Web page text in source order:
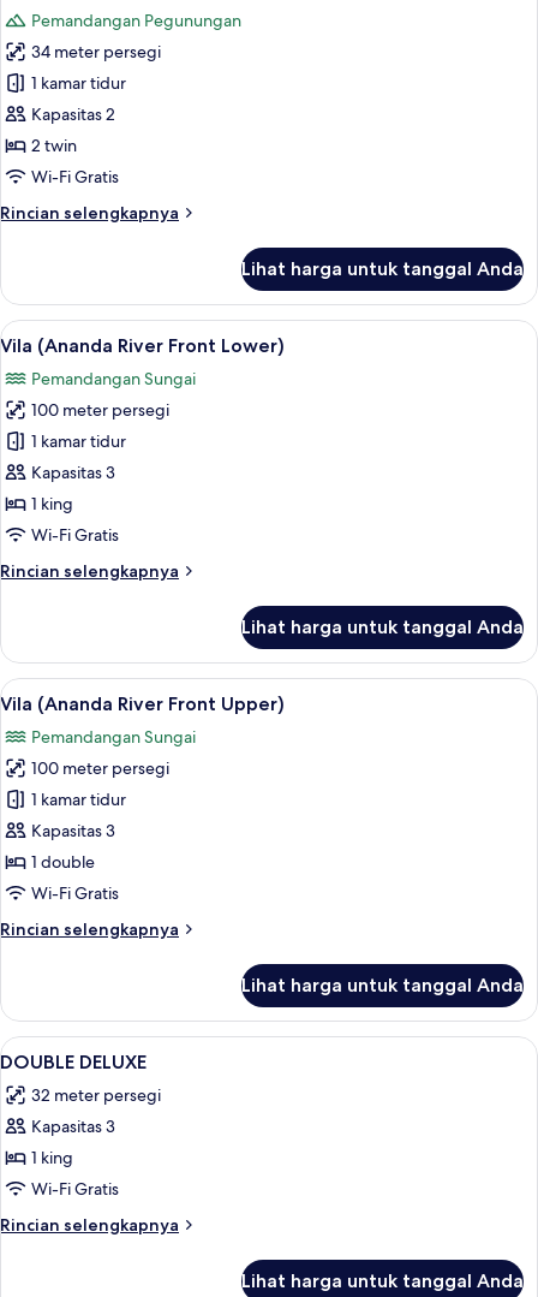
Twin,
hot
tub
untuk
Deluxe
Premium
Twin
Pool
Access
Outdoor
Pemandangan Pegunungan
34 meter persegi
1 kamar tidur
Kapasitas 2
2 twin
Wi-Fi Gratis
Rincian selengkapnya
Rincian
Deluxe
Premium
Twin
Access
with
Outdoor
Soaking
Tub
Lihat harga untuk tanggal Anda
Lihat
semua
foto
untuk
Vila
(Ananda
River
Front
Vila (Ananda River Front Lower) |
3
Vila (Ananda River Front Lower)
Pemandangan Sungai
100 meter persegi
1 kamar tidur
Kapasitas 3
1 king
Wi-Fi Gratis
Rincian selengkapnya
Rincian
Vila
(Ananda
River
Front
Lower)
Lihat harga untuk tanggal Anda
Lihat
semua
foto
untuk
Vila
(Ananda
River
Front
Seprai premium, bantalan ekstra
3
Vila (Ananda River Front Upper)
Pemandangan Sungai
100 meter persegi
1 kamar tidur
Kapasitas 3
1 double
Wi-Fi Gratis
Rincian selengkapnya
Rincian
Vila
(Ananda
River
Upper)
Lihat harga untuk tanggal Anda
Lihat
semua
foto
untuk
DOUBLE
DELUXE
Seprai premium, bantalan ekstra
1
DOUBLE DELUXE
32 meter persegi
Kapasitas 3
1 king
Wi-Fi Gratis
Rincian selengkapnya
Rincian
Lihat harga untuk tanggal Anda